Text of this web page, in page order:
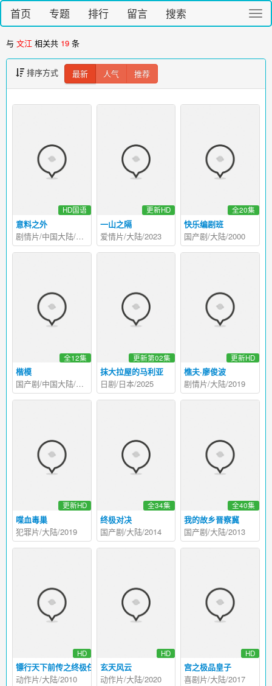
切
换
首页 专题 排行 留言 搜索
与 文江 相关共 19 条
排序方式 最新 人气 推荐
意料之外
HD国语
剧情片/中国大陆/2022
一山之隔
更新HD
爱情片/大陆/2023
快乐编剧班
全20集
国产剧/大陆/2000
楷模
全12集
国产剧/中国大陆/2025
抹大拉屋的马利亚
更新第02集
日剧/日本/2025
樵夫·廖俊波
更新HD
剧情片/大陆/2019
喋血毒巢
更新HD
犯罪片/大陆/2019
终极对决
全34集
国产剧/大陆/2014
我的故乡晋察冀
全40集
国产剧/大陆/2013
镖行天下前传之终极任务
HD
动作片/大陆/2010
玄天风云
HD
动作片/大陆/2020
宫之极品皇子
HD
喜剧片/大陆/2017